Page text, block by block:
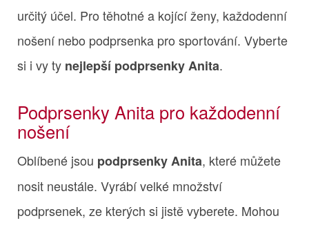
určitý účel. Pro těhotné a kojící ženy, každodenní
nošení nebo podprsenka pro sportování. Vyberte
si i vy ty nejlepší podprsenky Anita.
Podprsenky Anita pro každodenní
nošení
Oblíbené jsou podprsenky Anita, které můžete
nosit neustále. Vyrábí velké množství
podprsenek, ze kterých si jistě vyberete. Mohou